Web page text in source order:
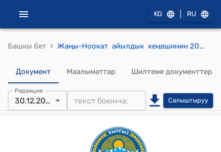
KG RU
Башкы бет › Жаңы-Ноокат айылдык кеңешинин 2022-жылдын 30-декбры № 2 "Жаңы-Ноокат айыл өкмөтүнүн Мончок-Дөбө айылынын Яш бөлүмүндө жайгашкан 450 чарчы метр жер аянтын айыл өкмөтүнүн муниципалдык менчигине алып, мечит курууга макулдук берүү жөнүндө" токтому
Документ Маалыматтар Шилтеме документтер
Редакция
30.12.2022 Салыштыруу